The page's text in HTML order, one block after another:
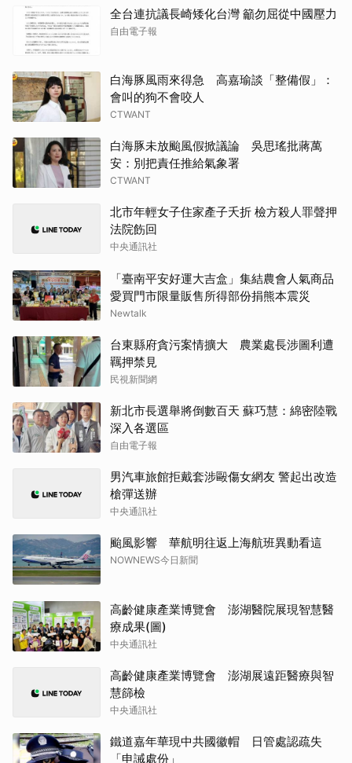
全台連抗議長崎矮化台灣 籲勿屈從中國壓力
自由電子報
白海豚風雨來得急 高嘉瑜談「整備假」：
會叫的狗不會咬人
CTWANT
白海豚未放颱風假掀議論 吳思瑤批蔣萬
安：別把責任推給氣象署
CTWANT
北市年輕女子住家產子夭折 檢方殺人罪聲押
法院飭回
中央通訊社
「臺南平安好運大吉盒」集結農會人氣商品
愛買門市限量販售所得部份捐熊本震災
Newtalk
台東縣府貪污案情擴大 農業處長涉圖利遭
羈押禁見
民視新聞網
新北市長選舉將倒數百天 蘇巧慧：綿密陸戰
深入各選區
自由電子報
男汽車旅館拒戴套涉毆傷女網友 警起出改造
槍彈送辦
中央通訊社
颱風影響 華航明往返上海航班異動看這
NOWNEWS今日新聞
高齡健康產業博覽會 澎湖醫院展現智慧醫
療成果(圖)
中央通訊社
高齡健康產業博覽會 澎湖展遠距醫療與智
慧篩檢
中央通訊社
鐵道嘉年華現中共國徽帽 日管處認疏失
「申誡處份」